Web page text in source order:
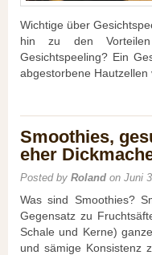
Wichtige über
hin zu den
Gesichtspeeling? Ein
abgestorbene
Smoothies,
eher
Posted by Roland on Juni
Was sind Smoothies?
Gegensatz zu
Schale und Kerne)
und sämige Konsistenz